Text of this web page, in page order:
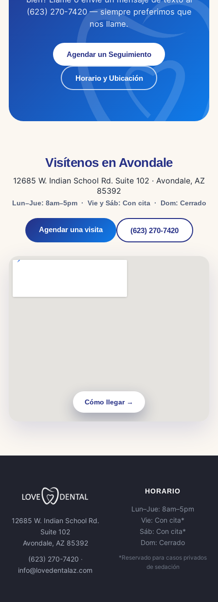
(623) 270-7420 — siempre preferimos que
nos llame.
Agendar un Seguimiento
Horario y Ubicación
Visítenos en Avondale
12685 W. Indian School Rd. Suite 102 · Avondale, AZ
85392
Lun–Jue: 8am–5pm · Vie y Sáb: Con cita · Dom: Cerrado
Agendar una visita (623) 270-7420
Cómo llegar →
12685 W. Indian School Rd.
Suite 102
Avondale, AZ 85392
(623) 270-7420 ·
info@lovedentalaz.com
HORARIO
Lun–Jue: 8am–5pm
Vie: Con cita*
Sáb: Con cita*
Dom: Cerrado
*Reservado para casos privados
de sedación